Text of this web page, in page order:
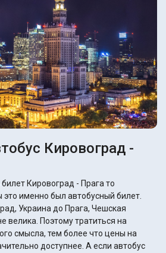
Кировоград -
Кировоград - Прага то
это именно был автобусный билет.
Украина до Прага, Чешская
велика. Поэтому тратиться на
смысла, тем более что цены на
доступнее. А если автобус